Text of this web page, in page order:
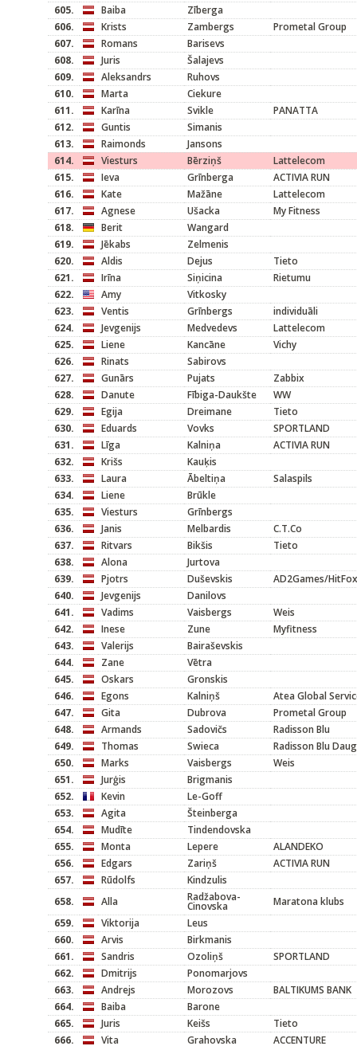
605.
Baiba
Zīberga
606.
Krists Zambergs
Prometal Group
607.
Romans
Barisevs
608.
Juris
Šalajevs
609.
Aleksandrs
Ruhovs
610.
Marta
Ciekure
611.
Karīna Svikle
PANATTA
612.
Guntis
Simanis
613.
Raimonds
Jansons
614.
Viesturs Bērziņš
Lattelecom
615.
Ieva Grīnberga
ACTIVIA RUN
616.
Kate Mažāne
Lattelecom
617.
Agnese Ušacka
My Fitness
618.
Berit
Wangard
619.
Jēkabs
Zelmenis
620.
Aldis Dejus
Tieto
621.
Irīna Siņicina
Rietumu
622.
Amy
Vitkosky
623.
Ventis Grīnbergs
individuāli
624.
Jevgenijs Medvedevs
Lattelecom
625.
Liene Kancāne
Vichy
626.
Rinats
Sabirovs
627.
Gunārs Pujats
Zabbix
628.
Danute Fībiga-Daukšte
WW
629.
Egija Dreimane
Tieto
630.
Eduards Vovks
SPORTLAND
631.
Līga Kalniņa
ACTIVIA RUN
632.
Krišs
Kauķis
633.
Laura Ābeltiņa
Salaspils
634.
Liene
Brūkle
635.
Viesturs
Grīnbergs
636.
Janis Melbardis
C.T.Co
637.
Ritvars Bikšis
Tieto
638.
Alona
Jurtova
639.
Pjotrs Duševskis
AD2Games/HitFox
640.
Jevgenijs
Danilovs
641.
Vadims Vaisbergs
Weis
642.
Inese Zune
Myfitness
643.
Valerijs
Bairaševskis
644.
Zane
Vētra
645.
Oskars
Gronskis
646.
Egons Kalniņš
Atea Global
647.
Gita Dubrova
Prometal Group
648.
Armands Sadovičs
Radisson Blu
649.
Thomas Swieca
Radisson Blu
650.
Marks Vaisbergs
Weis
651.
Jurģis
Brigmanis
652.
Kevin
Le-Goff
653.
Agita
Šteinberga
654.
Mudīte
Tindendovska
655.
Monta Lepere
ALANDEKO
656.
Edgars Zariņš
ACTIVIA RUN
657.
Rūdolfs
Kindzulis
658.
Alla Radžabova-
Cinovska
Maratona klubs
659.
Viktorija
Leus
660.
Arvis
Birkmanis
661.
Sandris Ozoliņš
SPORTLAND
662.
Dmitrijs
Ponomarjovs
663.
Andrejs Morozovs
BALTIKUMS BANK
664.
Baiba
Barone
665.
Juris Keišs
Tieto
666.
Vita Grahovska ACCENTURE